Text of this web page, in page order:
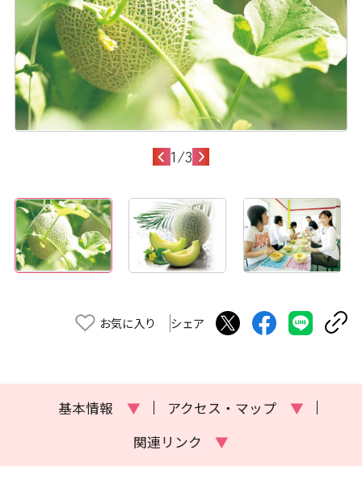
1/3
お気に入り シェア
基本情報 ▼ アクセス・マップ
▼
関連リンク
▼